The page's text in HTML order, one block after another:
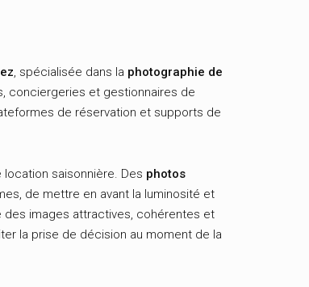
, spécialisée dans la photographie de
conciergeries et gestionnaires de
de réservation et supports de
saisonnière. Des photos
de mettre en avant la luminosité et
images attractives, cohérentes et
la prise de décision au moment de la